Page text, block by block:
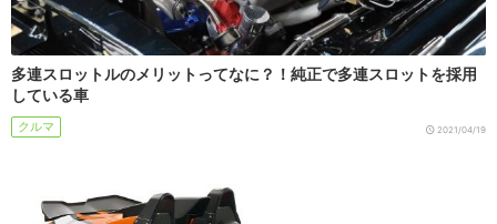
多連スロットルのメリットってなに？！純正で多連スロットを採用
している車
クルマ 2021/04/19